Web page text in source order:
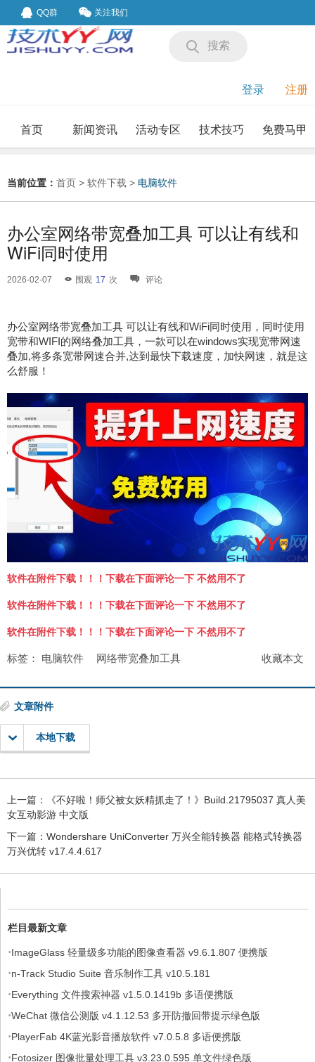
QQ群 关注我们
搜索
登录 注册
首页 新闻资讯 活动专区 技术技巧 免费马甲
当前位置： 首页 > 软件下载 > 电脑软件
办公室网络带宽叠加工具 可以让有线和
WiFi同时使用
2026-02-07 围观 17 次 评论
办公室网络带宽叠加工具 可以让有线和WiFi同时使用，同时使用
宽带和WIFI的网络叠加工具，一款可以在windows实现宽带网速
叠加,将多条宽带网速合并,达到最快下载速度，加快网速，就是这
么舒服！
软件在附件下载！！！下载在下面评论一下 不然用不了
软件在附件下载！！！下载在下面评论一下 不然用不了
软件在附件下载！！！下载在下面评论一下 不然用不了
收藏本文
标签： 电脑软件 网络带宽叠加工具
文章附件
本地下载
上一篇：
《不好啦！师父被女妖精抓走了！》Build.21795037 真人美
女互动影游 中文版
下一篇： Wondershare UniConverter 万兴全能转换器 能格式转换器
万兴优转 v17.4.4.617
栏目最新文章
·ImageGlass 轻量级多功能的图像查看器 v9.6.1.807 便携版
·n-Track Studio Suite 音乐制作工具 v10.5.181
·Everything 文件搜索神器 v1.5.0.1419b 多语便携版
·WeChat 微信公测版 v4.1.12.53 多开防撤回带提示绿色版
·PlayerFab 4K蓝光影音播放软件 v7.0.5.8 多语便携版
·Fotosizer 图像批量处理工具 v3.23.0.595 单文件绿色版